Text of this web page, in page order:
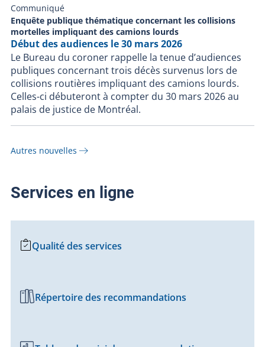
Communiqué
Enquête publique thématique concernant les collisions
mortelles impliquant des camions lourds
Début des audiences le 30 mars 2026
Le Bureau du coroner rappelle la tenue d’audiences
publiques concernant trois décès survenus lors de
collisions routières impliquant des camions lourds.
Celles-ci débuteront à compter du 30 mars 2026 au
palais de justice de Montréal.
Autres nouvelles
Services en ligne
Qualité des services
Répertoire des recommandations